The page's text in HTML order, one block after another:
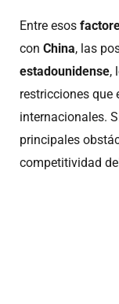
Entre esos
con China, las
estadounidense,
restricciones que
internacionales.
principales
competitividad